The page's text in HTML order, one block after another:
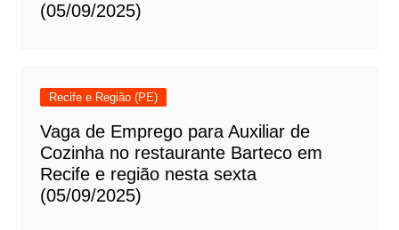
(05/09/2025)
Recife e Região (PE)
Vaga de Emprego para Auxiliar de
Cozinha no restaurante Barteco em
Recife e região nesta sexta
(05/09/2025)